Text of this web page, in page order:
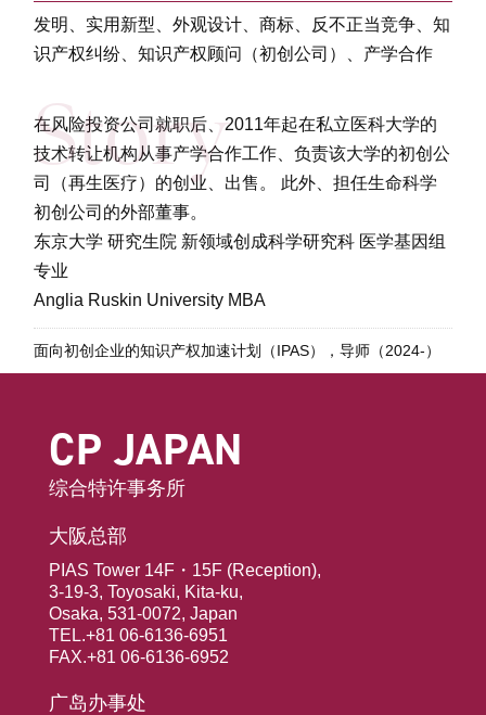
发明、实用新型、外观设计、商标、反不正当竞争、知
识产权纠纷、知识产权顾问（初创公司）、产学合作
在风险投资公司就职后、2011年起在私立医科大学的
技术转让机构从事产学合作工作、负责该大学的初创公
司（再生医疗）的创业、出售。 此外、担任生命科学
初创公司的外部董事。
东京大学 研究生院 新领域创成科学研究科 医学基因组
专业
Anglia Ruskin University MBA
面向初创企业的知识产权加速计划（IPAS），导师（2024-）
CP JAPAN
综合特许事务所
大阪总部
PIAS Tower 14F・15F (Reception),
3-19-3, Toyosaki, Kita-ku,
Osaka, 531-0072, Japan
TEL.+81 06-6136-6951
FAX.+81 06-6136-6952
广岛办事处